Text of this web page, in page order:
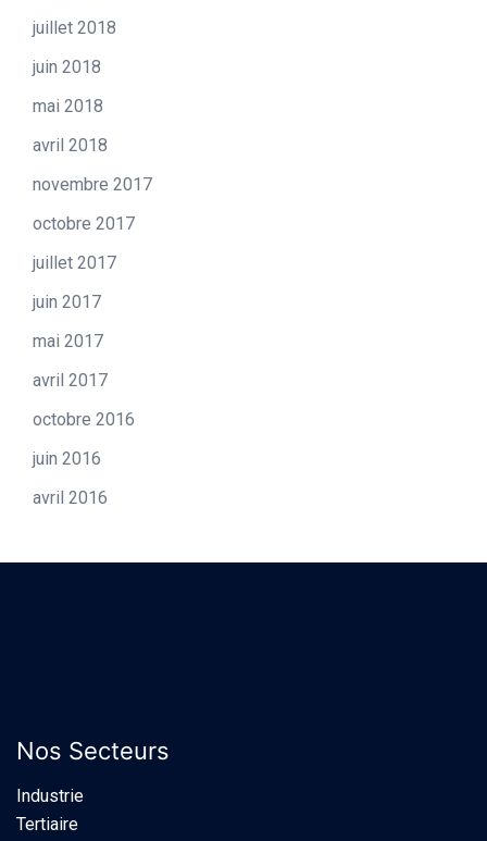
juillet 2018
juin 2018
mai 2018
avril 2018
novembre 2017
octobre 2017
juillet 2017
juin 2017
mai 2017
avril 2017
octobre 2016
juin 2016
avril 2016
Nos Secteurs
Industrie​
Tertiaire